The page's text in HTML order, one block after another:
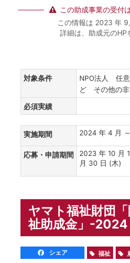
この助成事業の受付
この情報は 2023 年 9
詳細は、助成元の
対象条件
NPO法人 任意
ど その他の
必須実績
実施期間 2024 年 4 月
応募・申請期間
2023 年 10 月
月 30 日 (木)
ヤマト福祉財団
祉助成金」-2024
シェア 福祉